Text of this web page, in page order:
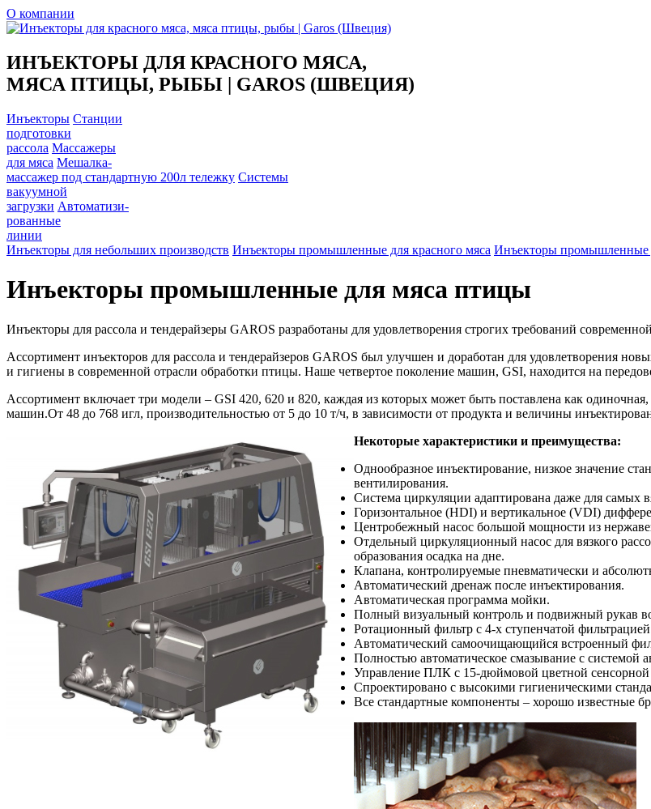
О компании
ИНЪЕКТОРЫ ДЛЯ КРАСНОГО МЯСА,
МЯСА ПТИЦЫ, РЫБЫ | GAROS (ШВЕЦИЯ)
Инъекторы Станции
подготовки
рассола Массажеры
для мяса Мешалка-
массажер под стандартную 200л тележку Системы
вакуумной
загрузки Автоматизи-
рованные
линии
Инъекторы для небольших производств Инъекторы промышленные для красного мяса Инъекторы промышленные
Инъекторы промышленные для мяса птицы
Инъекторы для рассола и тендерайзеры GAROS разработаны для удовлетворения строгих требований
Ассортимент инъекторов для рассола и тендерайзеров GAROS был улучшен и доработан для удовлетворения
и гигиены в современной отрасли обработки птицы. Наше четвертое поколение машин, GSI, находится на
Ассортимент включает три модели – GSI 420, 620 и 820, каждая из которых может быть поставлена как
машин.От 48 до 768 игл, производительностью от 5 до 10 т/ч, в зависимости от продукта и величины
Некоторые характеристики и преимущества:
Однообразное инъектирование, низкое значение
вентилирования.
Система циркуляции адаптирована даже для самых
Горизонтальное (HDI) и вертикальное (VDI)
Центробежный насос большой мощности из
Отдельный циркуляционный насос для вязкого
образования осадка на дне.
Клапана, контролируемые пневматически и
Автоматический дренаж после инъектирования.
Автоматическая программа мойки.
Полный визуальный контроль и подвижный рукав
Ротационный фильтр с 4-х ступенчатой
Автоматический самоочищающийся встроенный
Полностью автоматическое смазывание с системой
Управление ПЛК с 15-дюймовой цветной
Спроектировано с высокими гигиеническими
Все стандартные компоненты – хорошо известные